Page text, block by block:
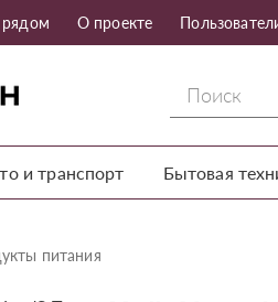
О проекте
и транспорт Бытовая
питания